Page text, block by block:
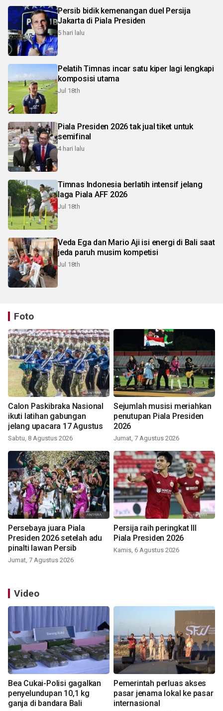
Persib bidik kemenangan duel Persija
Jakarta di Piala Presiden
5 hari lalu
Pelatih Timnas incar satu kiper lagi lengkapi
komposisi utama
Jul 18th
Piala Presiden 2026 tak jual tiket untuk
semifinal
4 hari lalu
Timnas Indonesia berlatih intensif jelang
laga Piala AFF 2026
Jul 18th
Veda Ega dan Mario Aji isi energi di Bali saat
jeda paruh musim kompetisi
Jul 18th
Foto
Calon Paskibraka Nasional
ikuti latihan gabungan
jelang upacara 17 Agustus
Sabtu, 8 Agustus 2026
Sejumlah musisi meriahkan
penutupan Piala Presiden
2026
Jumat, 7 Agustus 2026
Persebaya juara Piala
Presiden 2026 setelah adu
pinalti lawan Persib
Jumat, 7 Agustus 2026
Persija raih peringkat III
Piala Presiden 2026
Kamis, 6 Agustus 2026
Video
Bea Cukai-Polisi gagalkan
penyelundupan 10,1 kg
ganja di bandara Bali
Pemerintah perluas akses
pasar jenama lokal ke pasar
internasional